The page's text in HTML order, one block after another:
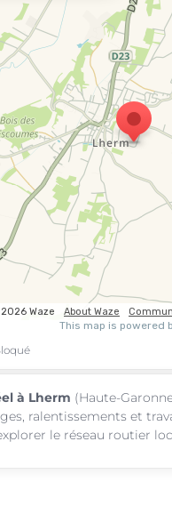
à Lherm (Haute-
ralentissements et
le réseau routier